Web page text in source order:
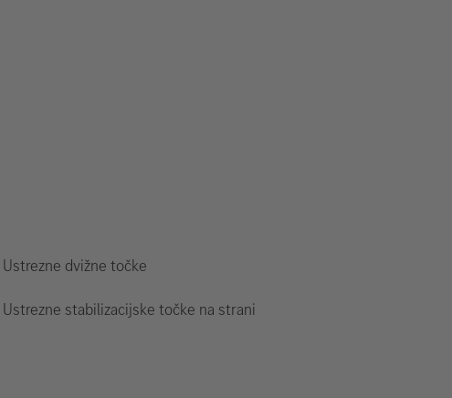
Ustrezne dvižne točke
Ustrezne stabilizacijske točke na strani